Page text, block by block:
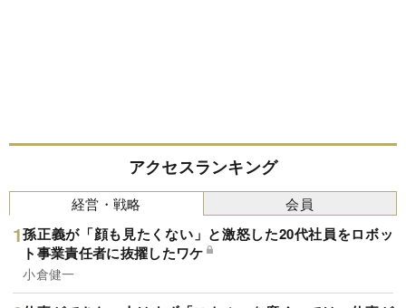
アクセスランキング
経営・戦略
孫正義が「顔も見たくない」と激怒した20代社員をロボッ
ト事業責任者に抜擢したワケ
小倉健一
会員